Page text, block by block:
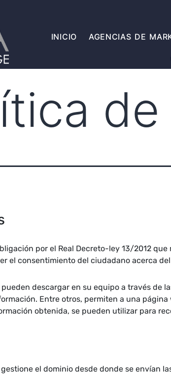
INICIO AGENCIAS DE
por el Real Decreto-ley 13/2012
el consentimiento del ciudadano acerca
descargar en su equipo a través
Entre otros, permiten a una
obtenida, se pueden utilizar para
el dominio desde donde se envían